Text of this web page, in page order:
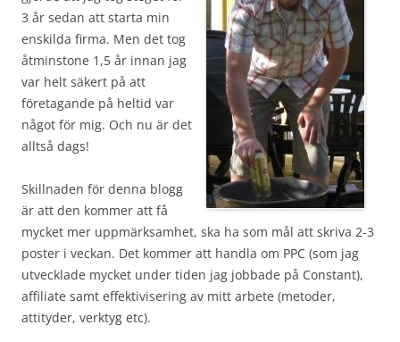
3 år sedan att starta min
enskilda firma. Men det tog
åtminstone 1,5 år innan jag
var helt säkert på att
företagande på heltid var
något för mig. Och nu är det
alltså dags!
Skillnaden för denna blogg
är att den kommer att få
mycket mer uppmärksamhet, ska ha som mål att skriva 2-3
poster i veckan. Det kommer att handla om PPC (som jag
utvecklade mycket under tiden jag jobbade på Constant),
affiliate samt effektivisering av mitt arbete (metoder,
attityder, verktyg etc).